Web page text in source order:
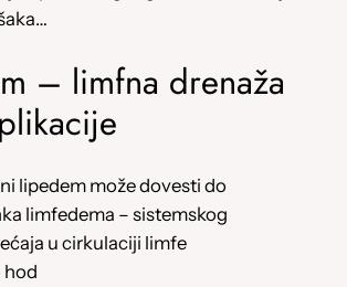
– limfna drenaža
lipedem može dovesti do
limfedema – sistemskog
u cirkulaciji limfe
hod